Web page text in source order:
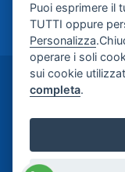
Puoi esprimere il
TUTTI oppure
Personalizza
operare i soli
sui cookie
completa.
©2024-2026